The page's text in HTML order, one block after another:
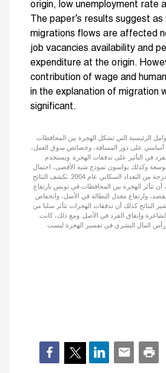
origin, low unemployment rate
The paper’s results suggest
migrations flows are affected
job vacancies availability and
expenditure at the origin.
contribution of wage and
in the explanation of migration
significant.
الرئيسية التي تشكل الهجرة بين المحافظات
أساسي على دور المسافة، وخصائص سوق العمل،
في التأثير على تدفقات الهجرة. ويستخدم
وكذلك بواسون نموذج شبه الأقصى، احتمال
لنمذجة بيانات الهجرة المستخرجة من التعداد السكاني عام 2004. تكشف النتائج
أن تتأثر الهجرة بين المحافظات في تونس بارتفاع
وارتفاع معدل البطالة في الأصل، وانخفاض
النتائج كذلك أن تدفقات الهجرات تتأثر سلبا من
وإنفاق الفرد في الأصل. ومع ذلك، كانت
ورأس المال البشري في تفسير الهجرة ليست